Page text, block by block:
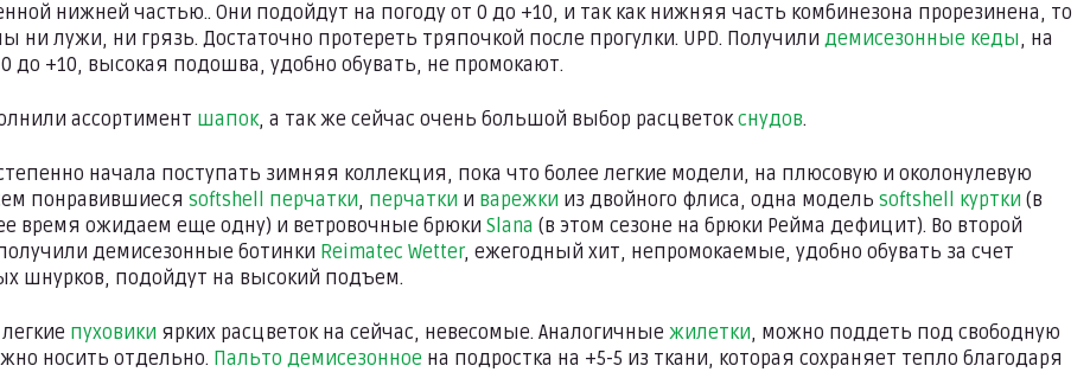
нижней частью.. Они подойдут на погоду от 0 до +10, и так как нижняя часть комбинезона прорезинена, то
ни лужи, ни грязь. Достаточно протереть тряпочкой после прогулки. UPD. Получили демисезонные кеды, на
0 до +10, высокая подошва, удобно обувать, не промокают.
ассортимент шапок, а так же сейчас очень большой выбор расцветокснудов.
начала поступать зимняя коллекция, пока что более легкие модели, на плюсовую и околонулевую
понравившиеся softshell перчатки, перчатки и варежки из двойного флиса, одна модель softshell куртки (в
время ожидаем еще одну) и ветровочные брюки Slana (в этом сезоне на брюки Рейма дефицит). Во второй
демисезонные ботинки Reimatec Wetter, ежегодный хит, непромокаемые, удобно обувать за счет
шнурков, подойдут на высокий подъем.
пуховики ярких расцветок на сейчас, невесомые. Аналогичные жилетки, можно поддеть под свободную
носить отдельно. Пальто демисезонное на подростка на +5-5 из ткани, которая сохраняет тепло благодаря